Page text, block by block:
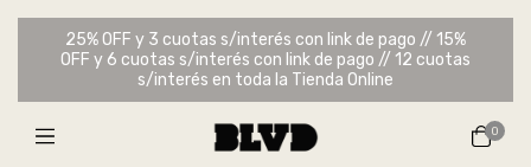
25% OFF y 3 cuotas s/interés con link de pago // 15%
OFF y 6 cuotas s/interés con link de pago // 12 cuotas
s/interés en toda la Tienda Online
0